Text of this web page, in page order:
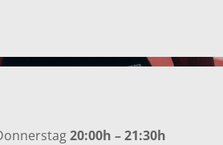
20:00h – 21:30h